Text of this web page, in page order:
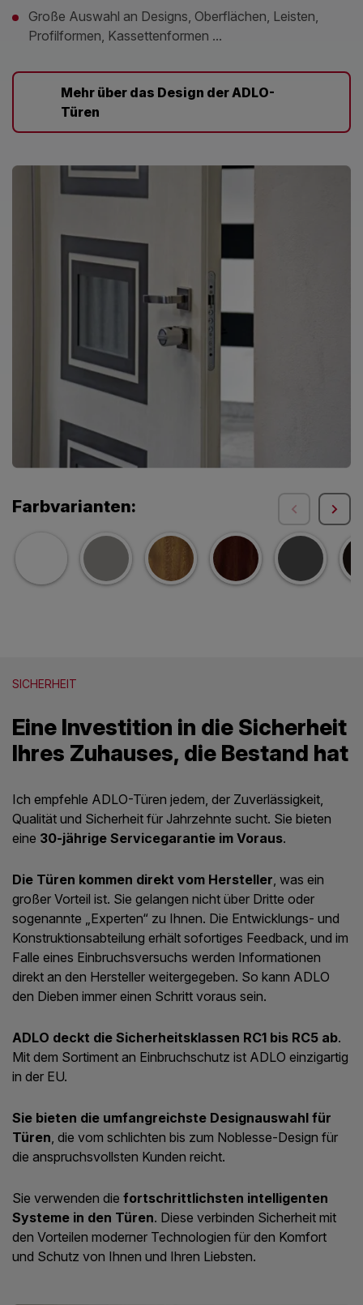
Große Auswahl an Designs, Oberflächen, Leisten,
Profilformen, Kassettenformen ...
Mehr über das Design der ADLO-
Türen
Farbvarianten:
SICHERHEIT
Eine Investition in die Sicherheit
Ihres Zuhauses, die Bestand hat
Ich empfehle ADLO-Türen jedem, der Zuverlässigkeit,
Qualität und Sicherheit für Jahrzehnte sucht. Sie bieten
eine 30-jährige Servicegarantie im Voraus.
Die Türen kommen direkt vom Hersteller , was ein
großer Vorteil ist. Sie gelangen nicht über Dritte oder
sogenannte „Experten“ zu Ihnen. Die Entwicklungs- und
Konstruktionsabteilung erhält sofortiges Feedback, und im
Falle eines Einbruchsversuchs werden Informationen
direkt an den Hersteller weitergegeben. So kann ADLO
den Dieben immer einen Schritt voraus sein.
ADLO deckt die Sicherheitsklassen RC1 bis RC5 ab.
Mit dem Sortiment an Einbruchschutz ist ADLO einzigartig
in der EU.
Sie bieten die umfangreichste Designauswahl für
Türen, die vom schlichten bis zum Noblesse-Design für
die anspruchsvollsten Kunden reicht.
Sie verwenden die fortschrittlichsten intelligenten
Systeme in den Türen. Diese verbinden Sicherheit mit
den Vorteilen moderner Technologien für den Komfort
und Schutz von Ihnen und Ihren Liebsten.